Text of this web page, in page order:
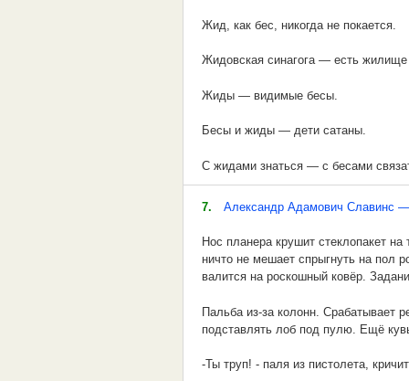
На ветвях мозги:
Там сидят враги
А за полем-полюшком
Жирный генерал
Для геройской звёздочки
Дырку ковырял.
Жид, как бес, никогда не покается.
Жидовская синагога — есть
Жиды — видимые бесы.
Бесы и жиды — дети сатаны.
С жидами знаться — с бесами
Не надо и беса, коли жид здеся.
Жид в хату, ангелы из хаты.
Что Богу угодно, то жиду
Отольются в аду христианские
7. Александр Адамович Славинс
Нос планера крушит стеклопакет
ничто не мешает спрыгнуть на пол
валится на роскошный ковёр.
Пальба из-за колонн. Срабатывает
подставлять лоб под пулю. Ещё
-Ты труп! - паля из пистолета,